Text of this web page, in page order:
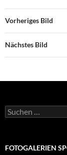
Vorheriges Bild
Nächstes Bild
Suchen
nach:
FOTOGALERIEN